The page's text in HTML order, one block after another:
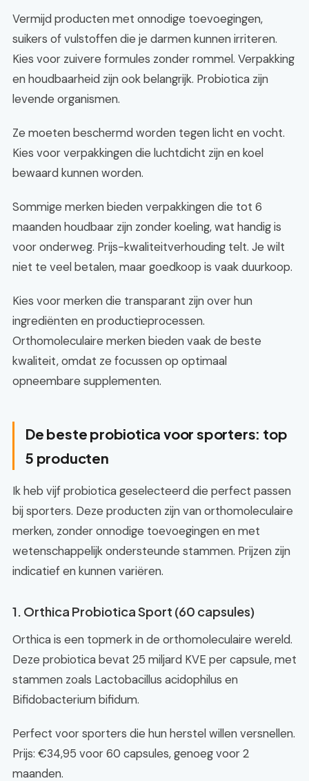
Vermijd producten met onnodige toevoegingen,
suikers of vulstoffen die je darmen kunnen irriteren.
Kies voor zuivere formules zonder rommel. Verpakking
en houdbaarheid zijn ook belangrijk. Probiotica zijn
levende organismen.
Ze moeten beschermd worden tegen licht en vocht.
Kies voor verpakkingen die luchtdicht zijn en koel
bewaard kunnen worden.
Sommige merken bieden verpakkingen die tot 6
maanden houdbaar zijn zonder koeling, wat handig is
voor onderweg. Prijs-kwaliteitverhouding telt. Je wilt
niet te veel betalen, maar goedkoop is vaak duurkoop.
Kies voor merken die transparant zijn over hun
ingrediënten en productieprocessen.
Orthomoleculaire merken bieden vaak de beste
kwaliteit, omdat ze focussen op optimaal
opneembare supplementen.
De beste probiotica voor sporters: top
5 producten
Ik heb vijf probiotica geselecteerd die perfect passen
bij sporters. Deze producten zijn van orthomoleculaire
merken, zonder onnodige toevoegingen en met
wetenschappelijk ondersteunde stammen. Prijzen zijn
indicatief en kunnen variëren.
1. Orthica Probiotica Sport (60 capsules)
Orthica is een topmerk in de orthomoleculaire wereld.
Deze probiotica bevat 25 miljard KVE per capsule, met
stammen zoals Lactobacillus acidophilus en
Bifidobacterium bifidum.
Perfect voor sporters die hun herstel willen versnellen.
Prijs: €34,95 voor 60 capsules, genoeg voor 2
maanden.